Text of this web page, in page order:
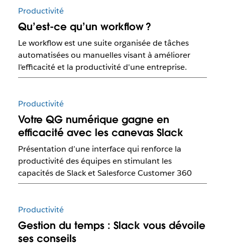
Productivité
Qu’est-ce qu’un workflow ?
Le workflow est une suite organisée de tâches
automatisées ou manuelles visant à améliorer
l'efficacité et la productivité d'une entreprise.
Productivité
Votre QG numérique gagne en
efficacité avec les canevas Slack
Présentation d’une interface qui renforce la
productivité des équipes en stimulant les
capacités de Slack et Salesforce Customer 360
Productivité
Gestion du temps : Slack vous dévoile
ses conseils